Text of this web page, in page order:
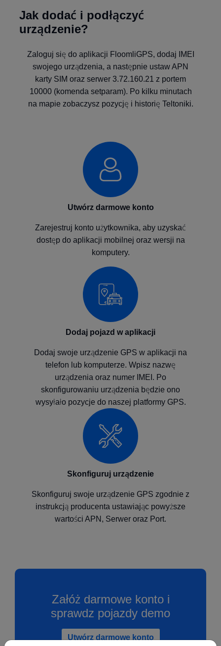
Jak dodać i podłączyć
urządzenie?
Zaloguj się do aplikacji FloomliGPS, dodaj IMEI
swojego urządzenia, a następnie ustaw APN
karty SIM oraz serwer 3.72.160.21 z portem
10000 (komenda setparam). Po kilku minutach
na mapie zobaczysz pozycję i historię Teltoniki.
Utwórz darmowe konto
Zarejestruj konto użytkownika, aby uzyskać
dostęp do aplikacji mobilnej oraz wersji na
komputery.
Dodaj pojazd w aplikacji
Dodaj swoje urządzenie GPS w aplikacji na
telefon lub komputerze. Wpisz nazwę
urządzenia oraz numer IMEI. Po
skonfigurowaniu urządzenia będzie ono
wysyłało pozycje do naszej platformy GPS.
Skonfiguruj urządzenie
Skonfiguruj swoje urządzenie GPS zgodnie z
instrukcją producenta ustawiając powyższe
wartości APN, Serwer oraz Port.
Załóż darmowe konto i
sprawdz pojazdy demo
Utwórz darmowe konto